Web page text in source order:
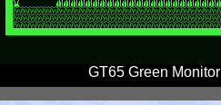
GT65 Green Monitor